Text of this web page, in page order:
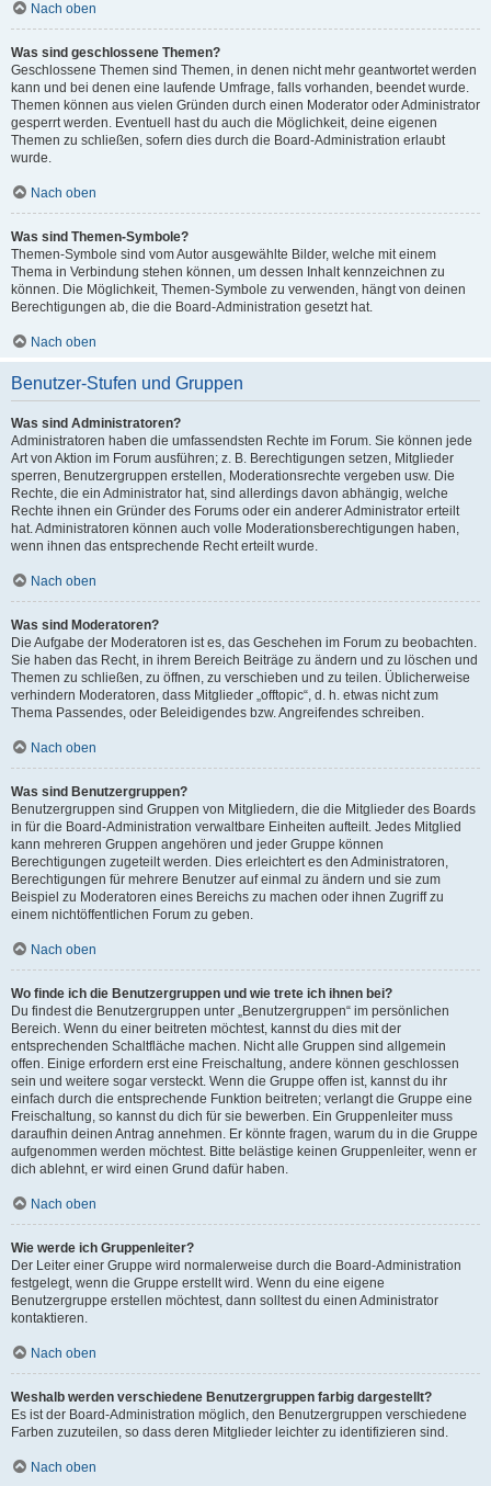
Nach oben
Was sind geschlossene Themen?
Geschlossene Themen sind Themen, in denen nicht mehr geantwortet werden
kann und bei denen eine laufende Umfrage, falls vorhanden, beendet wurde.
Themen können aus vielen Gründen durch einen Moderator oder Administrator
gesperrt werden. Eventuell hast du auch die Möglichkeit, deine eigenen
Themen zu schließen, sofern dies durch die Board-Administration erlaubt
wurde.
Nach oben
Was sind Themen-Symbole?
Themen-Symbole sind vom Autor ausgewählte Bilder, welche mit einem
Thema in Verbindung stehen können, um dessen Inhalt kennzeichnen zu
können. Die Möglichkeit, Themen-Symbole zu verwenden, hängt von deinen
Berechtigungen ab, die die Board-Administration gesetzt hat.
Nach oben
Benutzer-Stufen und Gruppen
Was sind Administratoren?
Administratoren haben die umfassendsten Rechte im Forum. Sie können jede
Art von Aktion im Forum ausführen; z. B. Berechtigungen setzen, Mitglieder
sperren, Benutzergruppen erstellen, Moderationsrechte vergeben usw. Die
Rechte, die ein Administrator hat, sind allerdings davon abhängig, welche
Rechte ihnen ein Gründer des Forums oder ein anderer Administrator erteilt
hat. Administratoren können auch volle Moderationsberechtigungen haben,
wenn ihnen das entsprechende Recht erteilt wurde.
Nach oben
Was sind Moderatoren?
Die Aufgabe der Moderatoren ist es, das Geschehen im Forum zu beobachten.
Sie haben das Recht, in ihrem Bereich Beiträge zu ändern und zu löschen und
Themen zu schließen, zu öffnen, zu verschieben und zu teilen. Üblicherweise
verhindern Moderatoren, dass Mitglieder „offtopic“, d. h. etwas nicht zum
Thema Passendes, oder Beleidigendes bzw. Angreifendes schreiben.
Nach oben
Was sind Benutzergruppen?
Benutzergruppen sind Gruppen von Mitgliedern, die die Mitglieder des Boards
in für die Board-Administration verwaltbare Einheiten aufteilt. Jedes Mitglied
kann mehreren Gruppen angehören und jeder Gruppe können
Berechtigungen zugeteilt werden. Dies erleichtert es den Administratoren,
Berechtigungen für mehrere Benutzer auf einmal zu ändern und sie zum
Beispiel zu Moderatoren eines Bereichs zu machen oder ihnen Zugriff zu
einem nichtöffentlichen Forum zu geben.
Nach oben
Wo finde ich die Benutzergruppen und wie trete ich ihnen bei?
Du findest die Benutzergruppen unter „Benutzergruppen“ im persönlichen
Bereich. Wenn du einer beitreten möchtest, kannst du dies mit der
entsprechenden Schaltfläche machen. Nicht alle Gruppen sind allgemein
offen. Einige erfordern erst eine Freischaltung, andere können geschlossen
sein und weitere sogar versteckt. Wenn die Gruppe offen ist, kannst du ihr
einfach durch die entsprechende Funktion beitreten; verlangt die Gruppe eine
Freischaltung, so kannst du dich für sie bewerben. Ein Gruppenleiter muss
daraufhin deinen Antrag annehmen. Er könnte fragen, warum du in die Gruppe
aufgenommen werden möchtest. Bitte belästige keinen Gruppenleiter, wenn er
dich ablehnt, er wird einen Grund dafür haben.
Nach oben
Wie werde ich Gruppenleiter?
Der Leiter einer Gruppe wird normalerweise durch die Board-Administration
festgelegt, wenn die Gruppe erstellt wird. Wenn du eine eigene
Benutzergruppe erstellen möchtest, dann solltest du einen Administrator
kontaktieren.
Nach oben
Weshalb werden verschiedene Benutzergruppen farbig dargestellt?
Es ist der Board-Administration möglich, den Benutzergruppen verschiedene
Farben zuzuteilen, so dass deren Mitglieder leichter zu identifizieren sind.
Nach oben